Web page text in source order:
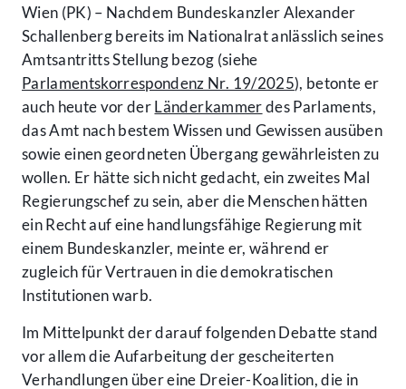
Wien (PK) – Nachdem Bundeskanzler Alexander
Schallenberg bereits im Nationalrat anlässlich seines
Amtsantritts Stellung bezog (siehe
Parlamentskorrespondenz Nr. 19/2025), betonte er
auch heute vor derLänderkammerdes Parlaments,
das Amt nach bestem Wissen und Gewissen ausüben
sowie einen geordneten Übergang gewährleisten zu
wollen. Er hätte sich nicht gedacht, ein zweites Mal
Regierungschef zu sein, aber die Menschen hätten
ein Recht auf eine handlungsfähige Regierung mit
einem Bundeskanzler, meinte er, während er
zugleich für Vertrauen in die demokratischen
Institutionen warb.
Im Mittelpunkt der darauf folgenden Debatte stand
vor allem die Aufarbeitung der gescheiterten
Verhandlungen über eine Dreier-Koalition, die in